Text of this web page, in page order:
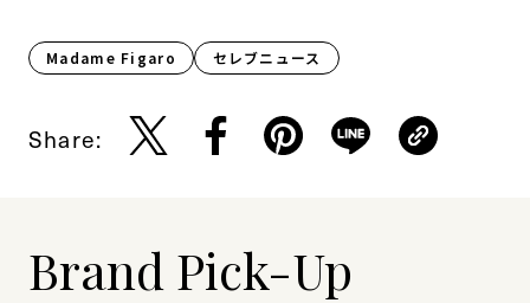
Madame Figaro セレブニュース
Share:
Brand Pick-Up